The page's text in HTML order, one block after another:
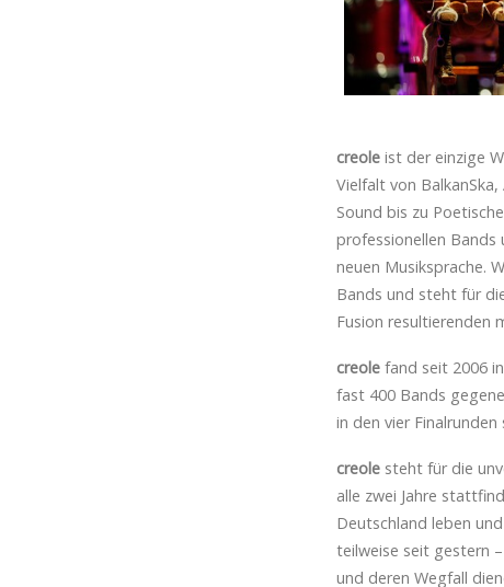
creole ist der einzige
Vielfalt von
Sound bis zu
professionellen Bands
neuen Musiksprache.
Bands und steht für
Fusion resultierenden
creole fand seit 2006
fast 400 Bands
in den vier
creole steht für die
alle zwei Jahre
Deutschland leben
teilweise seit gestern
und deren Wegfall